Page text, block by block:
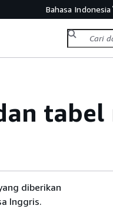
Bahasa Indonesia
tabel
diberikan
Inggris.